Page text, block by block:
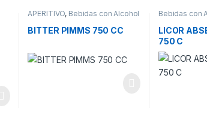
APERITIVO, Bebidas con Alcohol
BITTER PIMMS 750 CC
Bebidas con
LICOR
750 C